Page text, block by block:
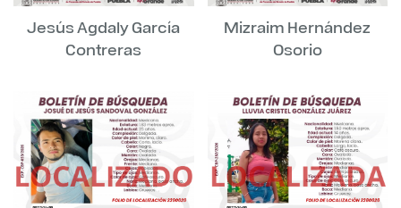
Jesús Agdaly García
Contreras
Mizraim Hernández
Osorio